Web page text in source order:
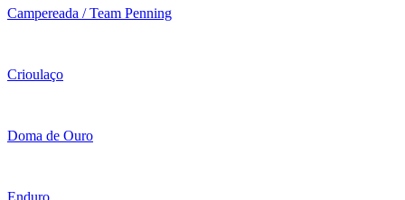
Campereada / Team Penning
Crioulaço
Doma de Ouro
Enduro